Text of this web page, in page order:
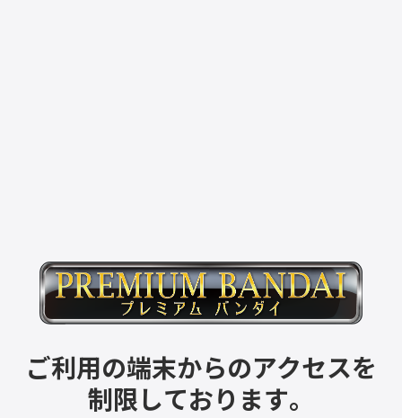
ご利用の端末からのアクセスを
制限しております。